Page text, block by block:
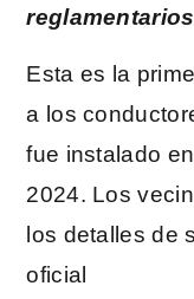
Esta es la
a los
fue instalado
2024. Los
los detalles de
oficial